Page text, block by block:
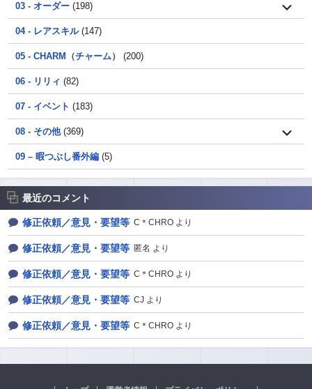
03 - オーダー (198)
04 - レアスキル(147)
05 - CHARM（チャーム） (200)
06 - リリィ (82)
07 - イベント (183)
08 - その他(369)
09 – 暇つぶし番外編 (5)
最近のコメント
修正依頼／意見・要望等 C＊CHRO より
修正依頼／意見・要望等 匿名 より
修正依頼／意見・要望等 C＊CHRO より
修正依頼／意見・要望等 CJ より
修正依頼／意見・要望等 C＊CHRO より